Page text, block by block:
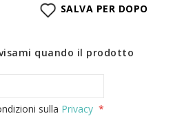
SALVA PER DOPO
quando il prodotto
sulla Privacy